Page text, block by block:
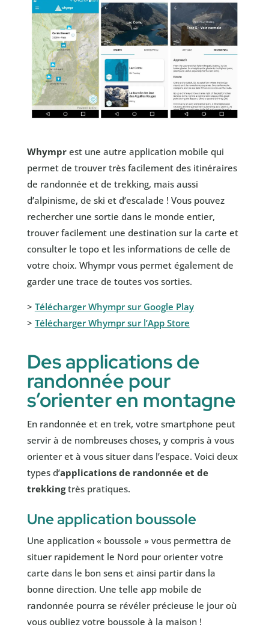
Whymprest une autre application mobile qui
permet de trouver très facilement des itinéraires
de randonnée et de trekking, mais aussi
d’alpinisme, de ski et d’escalade ! Vous pouvez
rechercher une sortie dans le monde entier,
trouver facilement une destination sur la carte et
consulter le topo et les informations de celle de
votre choix. Whympr vous permet également de
garder une trace de toutes vos sorties.
> Télécharger Whympr sur Google Play
> Télécharger Whympr sur l’App Store
Des applications de
randonnée pour
s’orienter en montagne
En randonnée et en trek, votre smartphone peut
servir à de nombreuses choses, y compris à vous
orienter et à vous situer dans l’espace. Voici deux
types d’applications de randonnée et de
trekkingtrès pratiques.
Une application boussole
Une application « boussole » vous permettra de
situer rapidement le Nord pour orienter votre
carte dans le bon sens et ainsi partir dans la
bonne direction. Une telle app mobile de
randonnée pourra se révéler précieuse le jour où
vous oubliez votre boussole à la maison !